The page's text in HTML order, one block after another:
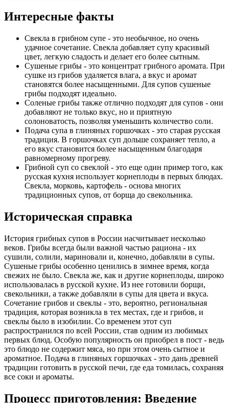
Интересные факты
Свекла в грибном супе - это необычное, но очень
удачное сочетание. Свекла добавляет супу красивый
цвет, легкую сладость и делает его более сытным.
Сушеные грибы - это концентрат грибного аромата. При
сушке из грибов удаляется влага, а вкус и аромат
становятся более насыщенными. Для супов сушеные
грибы подходят идеально.
Соленые грибы также отлично подходят для супов - они
добавляют не только вкус, но и приятную
солоноватость, позволяя уменьшить количество соли.
Подача супа в глиняных горшочках - это старая русская
традиция. В горшочках суп дольше сохраняет тепло, а
его вкус становится более насыщенным благодаря
равномерному прогреву.
Грибной суп со свеклой - это еще один пример того, как
русская кухня использует корнеплоды в первых блюдах.
Свекла, морковь, картофель - основа многих
традиционных супов, от борща до свекольника.
Историческая справка
История грибных супов в России насчитывает несколько
веков. Грибы всегда были важной частью рациона - их
сушили, солили, мариновали и, конечно, добавляли в супы.
Сушеные грибы особенно ценились в зимнее время, когда
свежих не было. Свекла же, как и другие корнеплоды, широко
использовалась в русской кухне. Из нее готовили борщи,
свекольники, а также добавляли в супы для цвета и вкуса.
Сочетание грибов и свеклы - это, вероятно, региональная
традиция, которая возникла в тех местах, где и грибов, и
свеклы было в изобилии. Со временем этот суп
распространился по всей России, став одним из любимых
первых блюд. Особую популярность он приобрел в пост - ведь
это блюдо не содержит мяса, но при этом очень сытное и
ароматное. Подача в глиняных горшочках - это дань древней
традиции готовить в русской печи, где еда томилась, сохраняя
все соки и ароматы.
Процесс приготовления: Введение